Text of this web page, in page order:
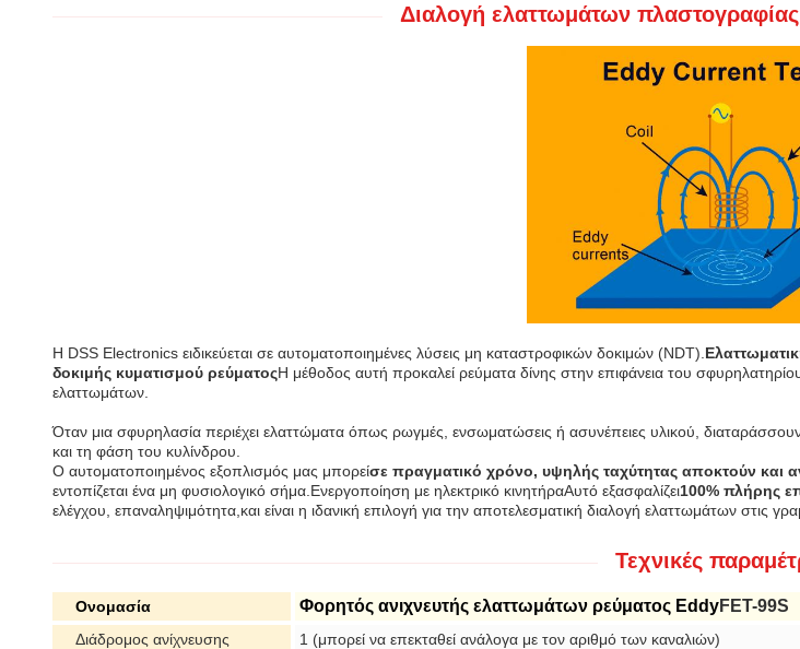
Διαλογή ελαττωμάτων
Η DSS Electronics ειδικεύεται σε αυτοματοποιημένες λύσεις μη καταστροφικών δοκιμών (NDT).
δοκιμής κυματισμού ρεύματοςΗ μέθοδος αυτή προκαλεί ρεύματα δίνης στην επιφάνεια του
ελαττωμάτων.
Όταν μια σφυρηλασία περιέχει ελαττώματα όπως ρωγμές, ενσωματώσεις ή ασυνέπειες υλικού,
και τη φάση του κυλίνδρου.
Ο αυτοματοποιημένος εξοπλισμός μας μπορείσε πραγματικό χρόνο, υψηλής ταχύτητας αποκτούν και
εντοπίζεται ένα μη φυσιολογικό σήμα.Ενεργοποίηση με ηλεκτρικό κινητήραΑυτό εξασφαλίζει100% πλήρης
ελέγχου, επαναληψιμότητα,και είναι η ιδανική επιλογή για την αποτελεσματική διαλογή ελαττωμάτων στις
Τεχνικές
Ονομασία Φορητός ανιχνευτής ελαττωμάτων ρεύματος EddyFET-99S
Διάδρομος ανίχνευσης
1 (μπορεί να επεκταθεί ανάλογα με τον αριθμό των καναλιών)